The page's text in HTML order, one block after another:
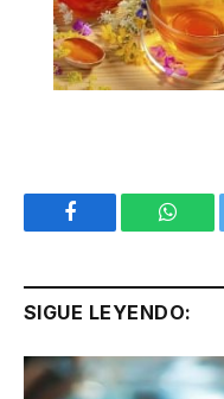
Facebook
SIGUE LEYENDO: